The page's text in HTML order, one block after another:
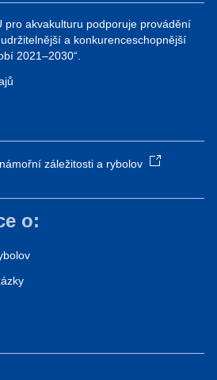
pro akvakulturu podporuje provádění
a konkurenceschopnější
2021–2030“.
záležitosti a rybolov
o: